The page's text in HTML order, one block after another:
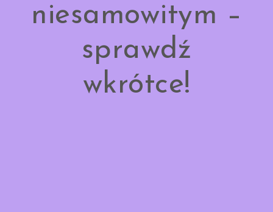
niesamowitym –
sprawdź
wkrótce!